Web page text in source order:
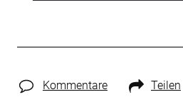
Kommentare Teilen